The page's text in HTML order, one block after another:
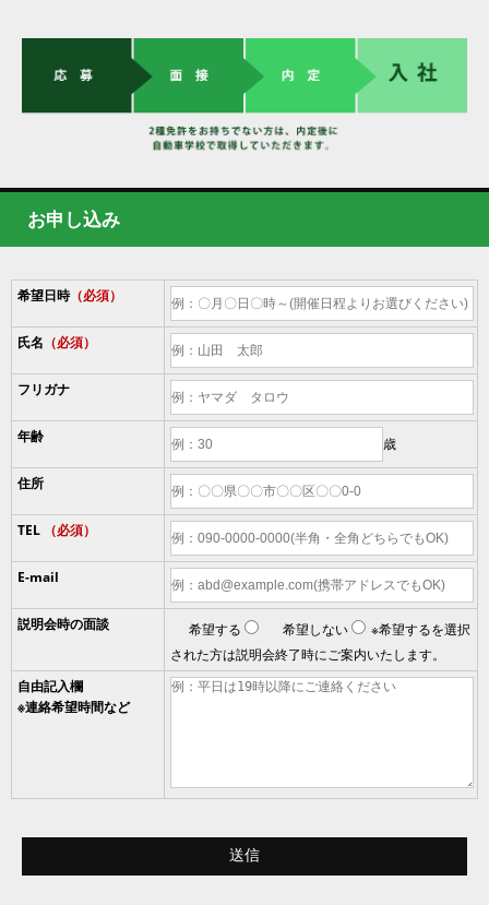
お申し込み
希望日時（必須）
氏名 （必須）
フリガナ
年齢 歳
住所
TEL （必須）
E-mail
説明会時の面談 希望する 希望しない
※希望するを選択
された方は説明会終了時にご案内いたします。
自由記入欄
※連絡希望時間など